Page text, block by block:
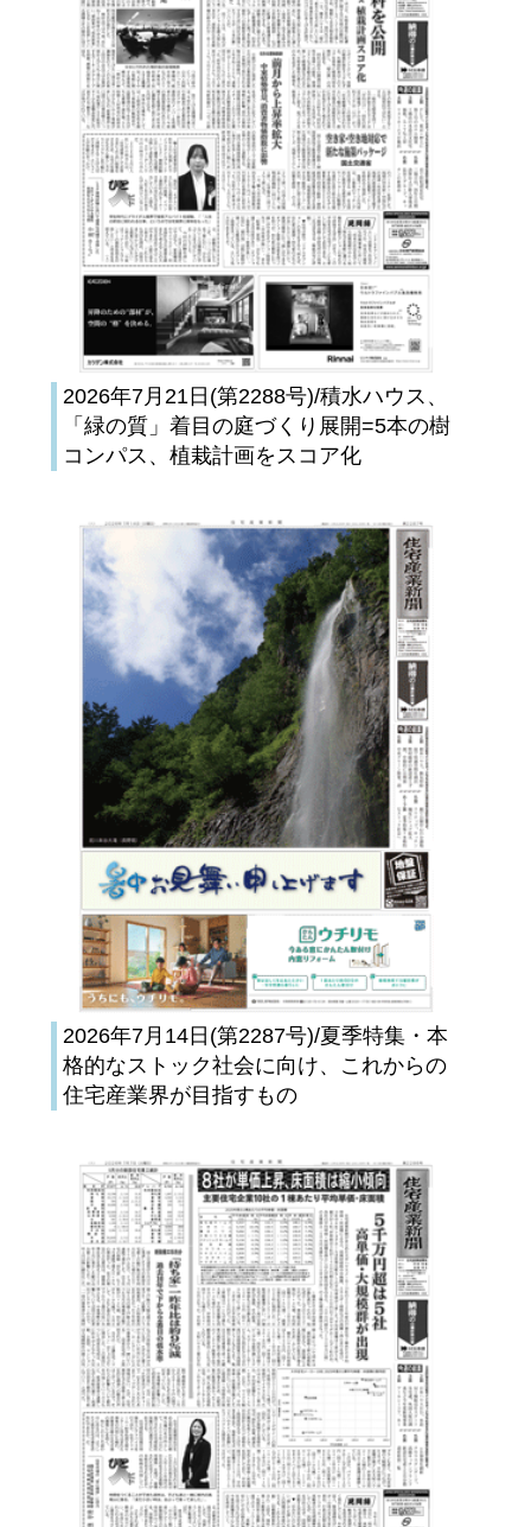
2026年7月21日(第2288号)/積水ハウス、
「緑の質」着目の庭づくり展開=5本の樹
コンパス、植栽計画をスコア化
2026年7月14日(第2287号)/夏季特集・本
格的なストック社会に向け、これからの
住宅産業界が目指すもの